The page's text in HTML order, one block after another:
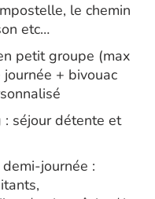
le chemin
etc…
petit groupe (max
+ bivouac
séjour détente et
journée :